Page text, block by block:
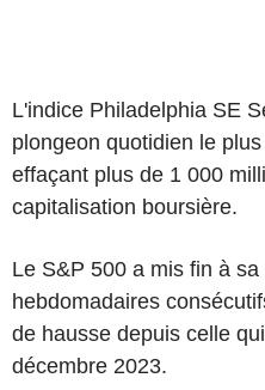
L'indice Philadelphia SE
plongeon quotidien le
effaçant plus de 1 000
capitalisation boursière.
Le S&P 500 a mis fin à
hebdomadaires
de hausse depuis celle
décembre 2023.